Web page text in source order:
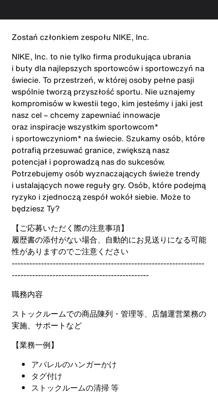
Zostań członkiem zespołu NIKE, Inc.
NIKE, Inc. to nie tylko firma produkująca ubrania
i buty dla najlepszych sportowców i sportowczyń na
świecie. To przestrzeń, w której osoby pełne pasji
wspólnie tworzą przyszłość sportu. Nie uznajemy
kompromisów w kwestii tego, kim jesteśmy i jaki jest
nasz cel – chcemy zapewniać innowacje
oraz inspiracje wszystkim sportowcom*
i sportowczyniom* na świecie. Szukamy osób, które
potrafią przesuwać granice, zwiększą nasz
potencjał i poprowadzą nas do sukcesów.
Potrzebujemy osób wyznaczających świeże trendy
i ustalających nowe reguły gry. Osób, które podejmą
ryzyko i zjednoczą zespół wokół siebie. Może to
będziesz Ty?
【ご応募いただく際の注意事項】
履歴書の添付がない場合、自動的にお見送りになる可能
性がありますのでご注意ください
------------------------------------------------------------------
-----------------------------------------------
職務内容
ストックルームでの商品陳列・管理等、店舗運営業務の
実施、サポートなど
【業務一例】
アパレルのハンガーかけ
タグ付け
ストックルームの清掃 等